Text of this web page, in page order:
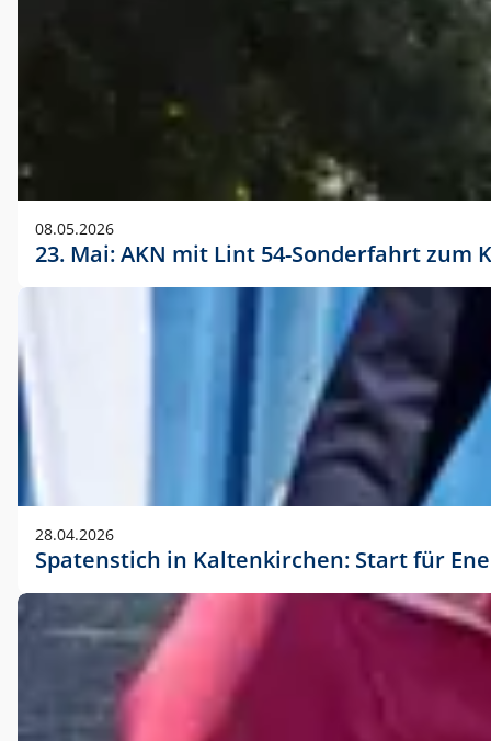
08.05.2026
23. Mai: AKN mit Lint 54-Sonderfahrt
28.04.2026
Spatenstich in Kaltenkirchen: Start für